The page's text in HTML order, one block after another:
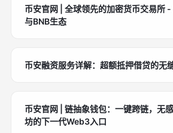
币安官网 | 全球领先的加密货币交易所
与BNB生态
币安融资服务详解：超额抵押借贷的无
币安官网 | 链抽象钱包：一键跨链，无
坊的下一代Web3入口